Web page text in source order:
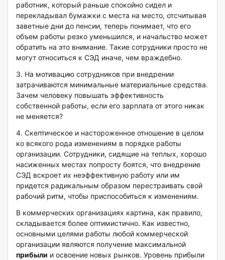
работник, который раньше спокойно сидел и
перекладывал бумажки с места на место, отсчитывая
заветные дни до пенсии, теперь понимает, что его
объем работы резко уменьшился, и начальство может
обратить на это внимание. Такие сотрудники просто не
могут относиться к СЭД иначе, чем враждебно.
3. На мотивацию сотрудников при внедрении
затрачиваются минимальные материальные средства.
Зачем человеку повышать эффективность
собственной работы, если его зарплата от этого никак
не меняется?
4. Скептическое и настороженное отношение в целом
ко всякого рода изменениям в порядке работы
организации. Сотрудники, сидящие на теплых, хорошо
насиженных местах попросту боятся, что внедрение
СЭД вскроет их неэффективную работу или им
придется радикальным образом перестраивать свой
рабочий ритм, чтобы приспособиться к изменениям.
В коммерческих организациях картина, как правило,
складывается более оптимистично. Как известно,
основными целями работы любой коммерческой
организации являются получение максимальной
прибыли и освоение новых рынков. Уровень прибыли